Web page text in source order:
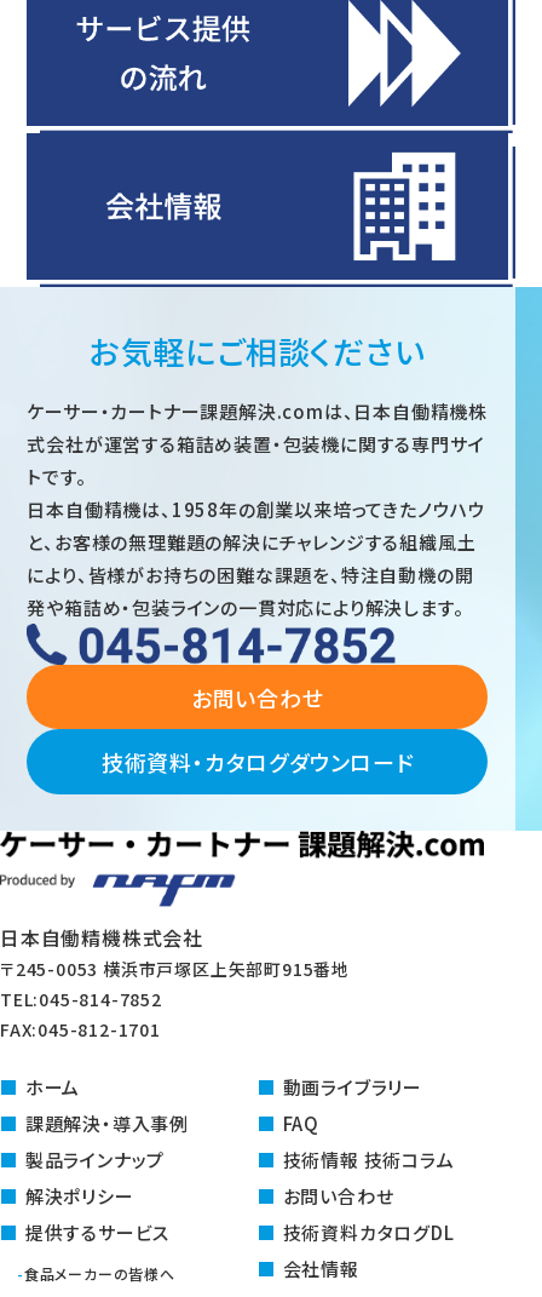
お気軽にご相談ください
ケーサー・カートナー課題解決.comは、日本自働精機株
式会社が運営する箱詰め装置・包装機に関する専門サイ
トです。
日本自働精機は、1958年の創業以来培ってきたノウハウ
と、お客様の無理難題の解決にチャレンジする組織風土
により、皆様がお持ちの困難な課題を、特注自動機の開
発や箱詰め・包装ラインの一貫対応により解決します。
お問い合わせ
技術資料・カタログダウンロード
日本自働精機株式会社
〒245-0053 横浜市戸塚区上矢部町915番地
TEL:045-814-7852
FAX:045-812-1701
ホーム
課題解決・導入事例
製品ラインナップ
解決ポリシー
提供するサービス
食品メーカーの皆様へ
動画ライブラリー
FAQ
技術情報 技術コラム
お問い合わせ
技術資料カタログDL
会社情報